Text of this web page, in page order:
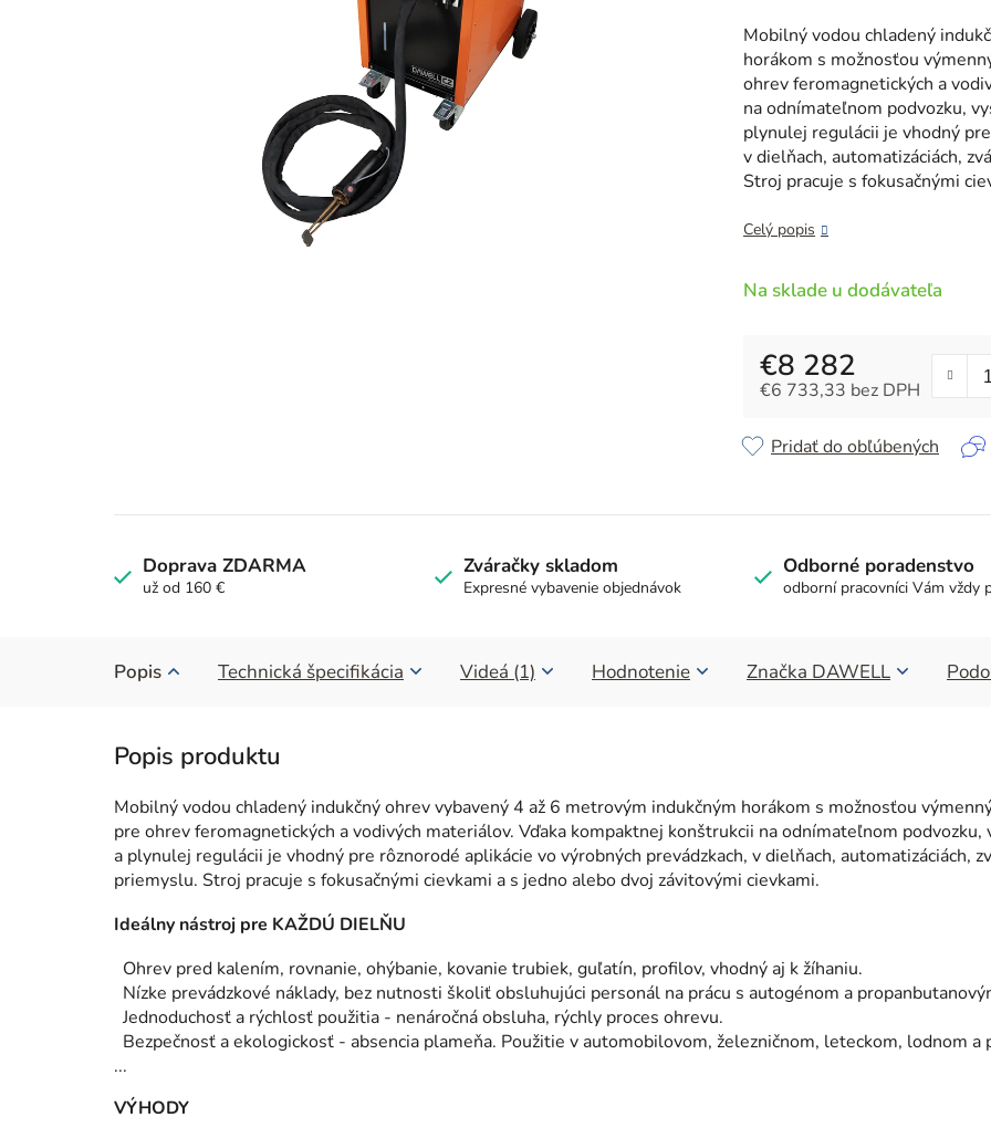
0,0
z
5
hviezdičiek.
Mobilný vodou chladený
horákom s možnosťou
ohrev feromagnetických a
na odnímateľnom podvozku,
plynulej regulácii je vhodný
v dielňach, automatizáciách,
Stroj pracuje s fokusačnými
Celý popis
Na sklade u dodávateľa
€8 282
€6 733,33 bez DPH
Pridať do obľúbených
Doprava ZDARMA
už od 160 €
Zváračky skladom
Expresné vybavenie objednávok
Odborné poradenstvo
odborní pracovníci Vám vždy
Popis Technická špecifikácia Videá (1) Hodnotenie Značka DAWELL
Mobilný vodou chladený indukčný ohrev vybavený 4 až 6 metrovým indukčným horákom s možnosťou
pre ohrev feromagnetických a vodivých materiálov. Vďaka kompaktnej konštrukcii na odnímateľnom
a plynulej regulácii je vhodný pre rôznorodé aplikácie vo výrobných prevádzkach, v dielňach, automatizáciách,
priemyslu. Stroj pracuje s fokusačnými cievkami a s jedno alebo dvoj závitovými cievkami.
Ideálny nástroj pre KAŽDÚ DIELŇU
Ohrev pred kalením, rovnanie, ohýbanie, kovanie trubiek, guľatín, profilov, vhodný aj k žíhaniu.
Nízke prevádzkové náklady, bez nutnosti školiť obsluhujúci personál na prácu s autogénom a
Jednoduchosť a rýchlosť použitia - nenáročná obsluha, rýchly proces ohrevu.
Bezpečnosť a ekologickosť - absencia plameňa. Použitie v automobilovom, železničnom, leteckom, lodnom
...
VÝHODY